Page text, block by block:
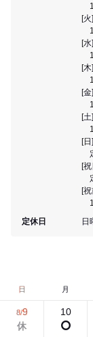
[火]
[水]
[木]
[金]
[土]
[日]
[
[
定休日
日
日 月
8/9 10